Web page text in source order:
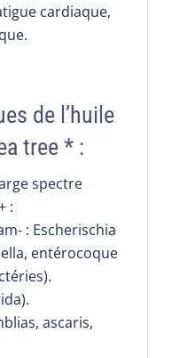
cardiaque,
de l’huile
tree * :
spectre
:
: Escherischia
entérocoque
ascaris,